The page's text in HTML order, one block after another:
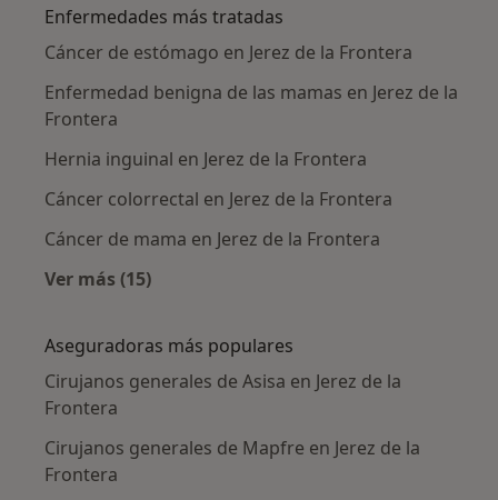
Enfermedades más tratadas
Cáncer de estómago en Jerez de la Frontera
Enfermedad benigna de las mamas en Jerez de la
Frontera
Hernia inguinal en Jerez de la Frontera
Cáncer colorrectal en Jerez de la Frontera
Cáncer de mama en Jerez de la Frontera
Ver más (15)
Aseguradoras más populares
Cirujanos generales de Asisa en Jerez de la
Frontera
Cirujanos generales de Mapfre en Jerez de la
Frontera